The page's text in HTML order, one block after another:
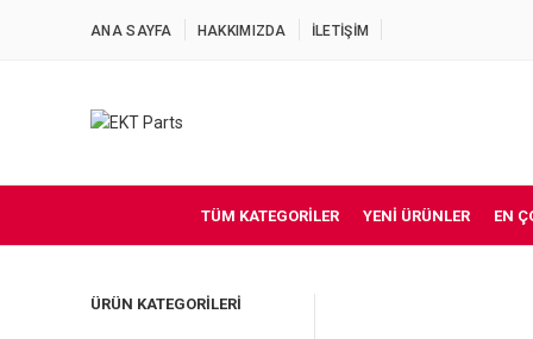
ANA SAYFA HAKKIMIZDA İLETİŞİM
TÜM KATEGORILER YENI ÜRÜNLER EN
ÜRÜN KATEGORILERI